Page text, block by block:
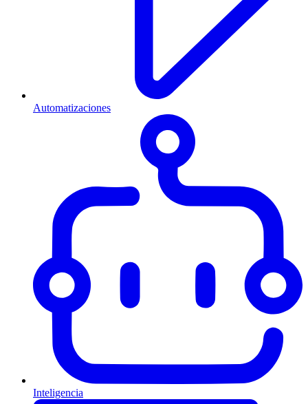
Automatizaciones
Inteligencia